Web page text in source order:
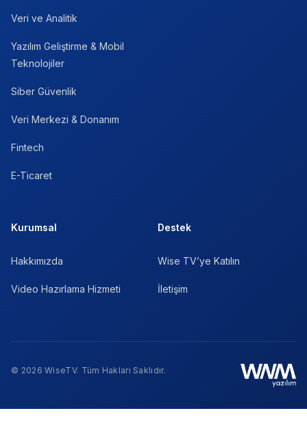
Veri ve Analitik
Yazılım Geliştirme & Mobil
Teknolojiler
Siber Güvenlik
Veri Merkezi & Donanım
Fintech
E-Ticaret
Kurumsal
Hakkımızda
Video Hazırlama Hizmeti
Destek
Wise TV’ye Katılın
İletişim
© 2026 WiseTV. Tüm Hakları Saklıdır.